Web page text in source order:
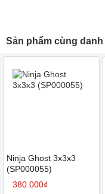
Sản phẩm cùng
Ninja Ghost 3x3x3
(SP000055)
380.000₫